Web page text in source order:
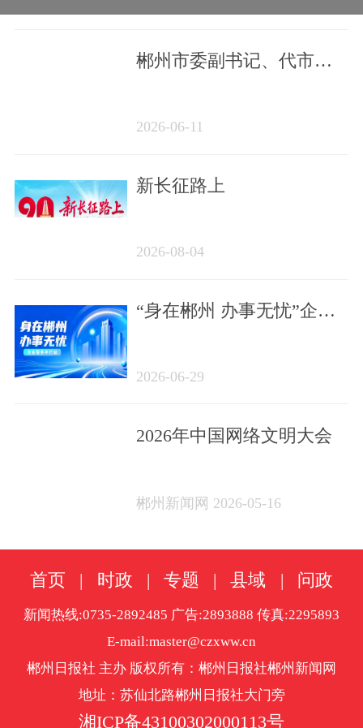
郴州市委副书记、代市长
2026-06-11
新长征路上
2026-08-04
“身在郴州 办事无忧”企业
2026-06-29
2026年中国网络文明大会
郴州新闻网 2026-05-16
首页 | 时政 | 专题 | 县域 | 问政
新闻热线:0735-2892485 广告:2893888 传真:2295893
E-mail:master@czxww.cn
郴州日报社 主办 版权所有：郴州日报社郴州新闻网
地址：苏仙北路郴州日报社大门旁
湘ICP备43100302000113号